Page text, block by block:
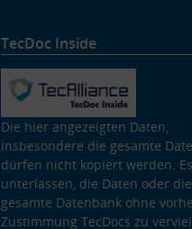
TecDoc Inside
Die hier angezeigten Daten,
insbesondere die gesamte
dürfen nicht kopiert werden.
unterlassen, die Daten oder die
gesamte Datenbank ohne
Zustimmung TecDocs zu